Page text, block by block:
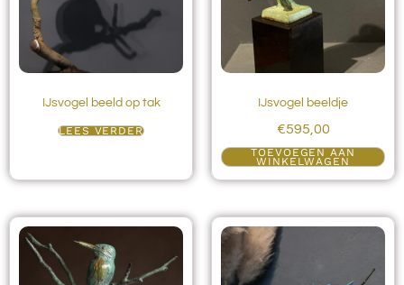
IJsvogel beeld op tak
LEES VERDER
IJsvogel beeldje
€595,00
TOEVOEGEN AAN
WINKELWAGEN